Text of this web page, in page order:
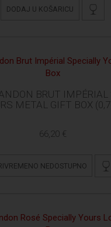
DODAJ U KOŠARICU
BRUT IMPÉRIAL
METAL GIFT BOX
66,20 €
NEDOSTUPNO